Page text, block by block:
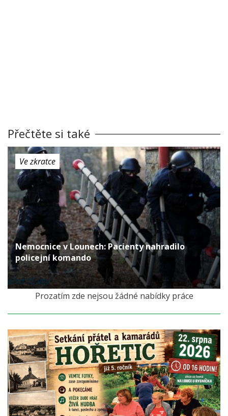
Přečtěte si také
Ve zkratce
Nemocnice v Lounech: Pacienty nahradilo
policejní komando
před 15 lety
Prozatím zde nejsou žádné nabídky práce